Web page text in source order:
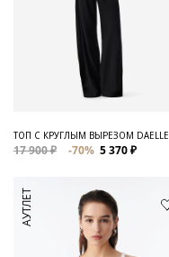
ТОП С КРУГЛЫМ ВЫРЕЗОМ DAELLE
17 900 ₽ -70% 5 370 ₽
АУТЛЕТ